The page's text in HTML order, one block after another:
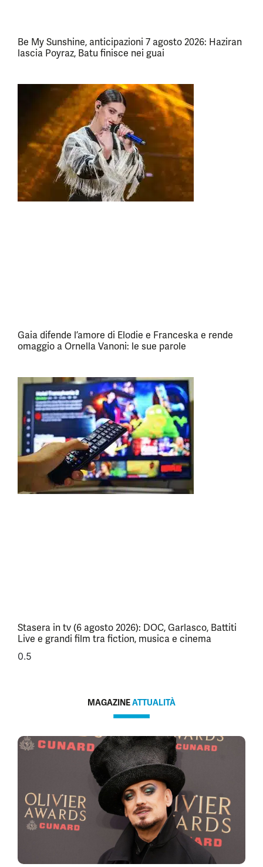
Be My Sunshine, anticipazioni 7 agosto 2026: Haziran
lascia Poyraz, Batu finisce nei guai
Gaia difende l’amore di Elodie e Franceska e rende
omaggio a Ornella Vanoni: le sue parole
Stasera in tv (6 agosto 2026): DOC, Garlasco, Battiti
Live e grandi film tra fiction, musica e cinema
MAGAZINEATTUALITÀ